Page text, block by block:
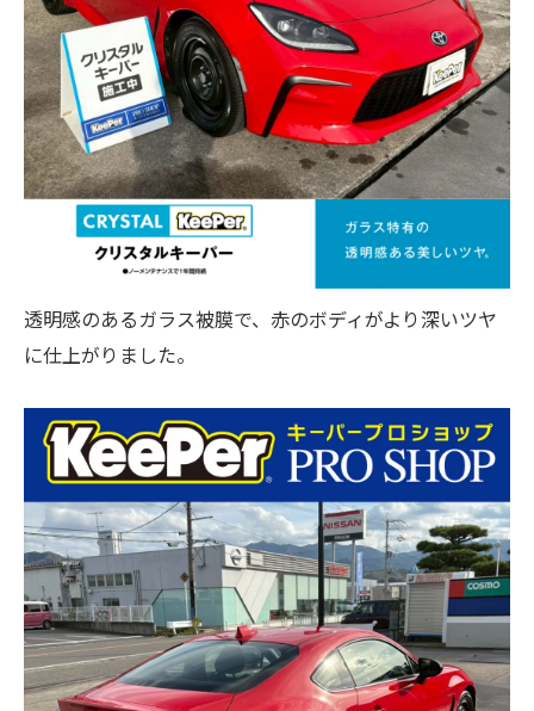
透明感のあるガラス被膜で、赤のボディがより深いツヤ
に仕上がりました。